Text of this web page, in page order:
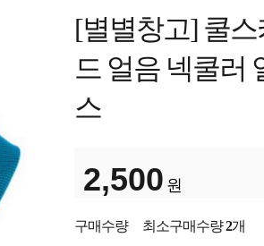
[별별창고] 쿨
드 얼음 넥쿨러
스
2,500 원
구매수량 최소구매수량2개